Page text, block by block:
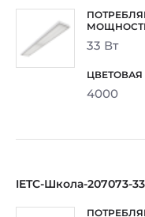
33 Вт
4000
IETC-Школа-207073-